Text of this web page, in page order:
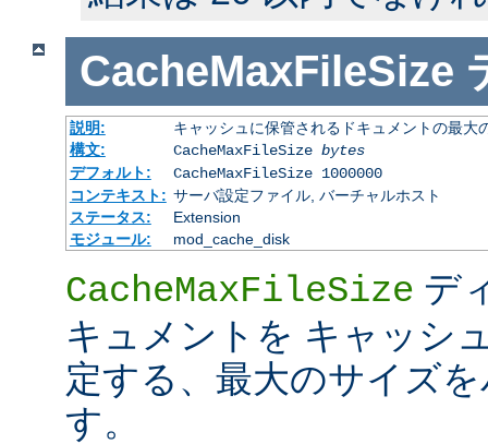
CacheMaxFileSize
説明:
キャッシュに保管されるドキュメントの最大
構文:
CacheMaxFileSize bytes
デフォルト:
CacheMaxFileSize 1000000
コンテキスト: サーバ設定ファイル, バーチャルホスト
ステータス:
Extension
モジュール:
mod_cache_disk
CacheMaxFileSize デ
キュメントを キャッシ
定する、最大のサイズ
す。